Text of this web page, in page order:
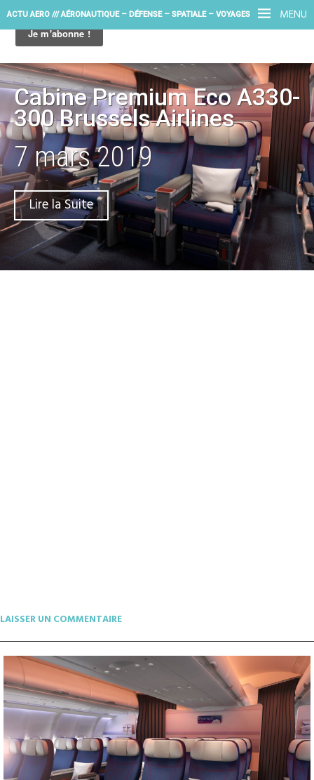
MENU
ACTU AERO /// AÉRONAUTIQUE – DÉFENSE – SPATIALE – VOYAGES
Cabine Premium Eco A330-
300 Brussels Airlines
7 mars 2019
Lire la Suite
LAISSER UN COMMENTAIRE